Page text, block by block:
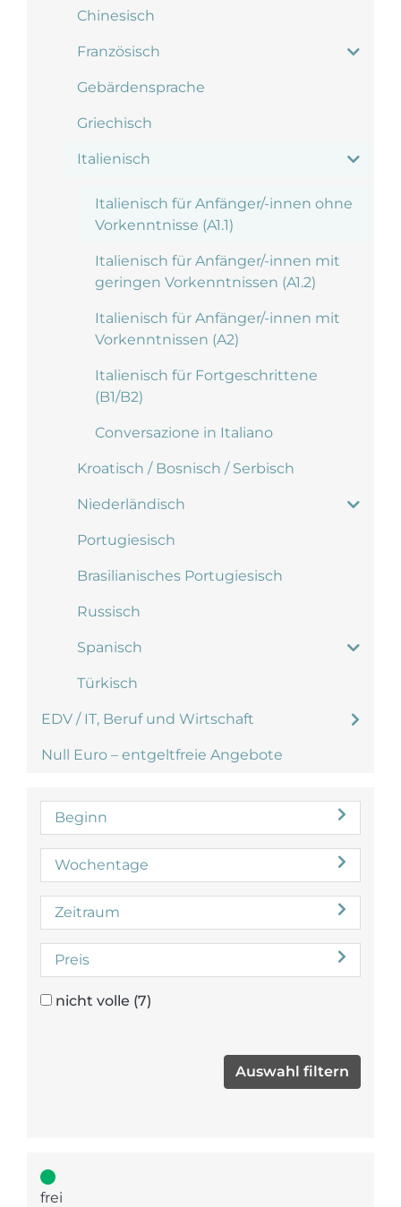
Chinesisch
Französisch
Gebärdensprache
Griechisch
Italienisch
Italienisch für Anfänger/-innen ohne
Vorkenntnisse (A1.1)
Italienisch für Anfänger/-innen mit
geringen Vorkenntnissen (A1.2)
Italienisch für Anfänger/-innen mit
Vorkenntnissen (A2)
Italienisch für Fortgeschrittene
(B1/B2)
Conversazione in Italiano
Kroatisch / Bosnisch / Serbisch
Niederländisch
Portugiesisch
Brasilianisches Portugiesisch
Russisch
Spanisch
Türkisch
EDV / IT, Beruf und Wirtschaft
Null Euro – entgeltfreie Angebote
Beginn
Wochentage
Zeitraum
Preis
nicht volle (7)
frei